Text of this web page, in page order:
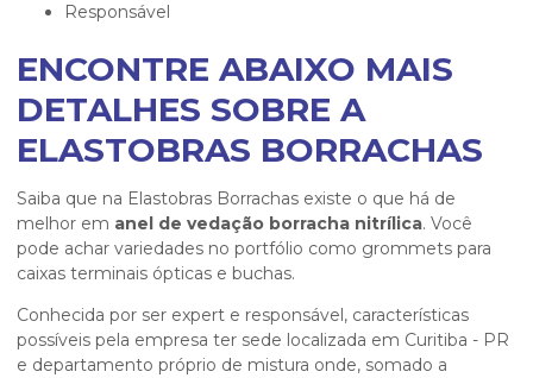
responsável
ENCONTRE ABAIXO MAIS
DETALHES SOBRE A
ELASTOBRAS BORRACHAS
Saiba que na Elastobras Borrachas existe o que há de
melhor em anel de vedação borracha nitrílica. Você
pode achar variedades no portfólio como grommets para
caixas terminais ópticas e buchas.
Conhecida por ser expert e responsável, características
possíveis pela empresa ter sede localizada em Curitiba - PR
e departamento próprio de mistura onde, somado a